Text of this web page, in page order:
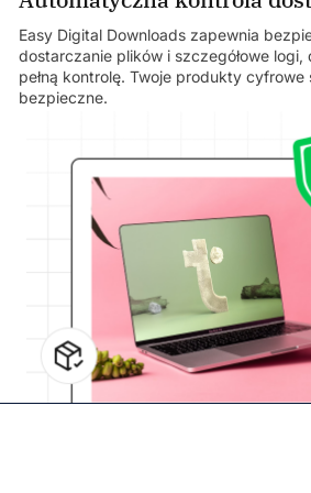
Easy Digital Downloads zapewnia
dostarczanie plików i szczegółowe logi,
pełną kontrolę. Twoje produkty cyfrowe
bezpieczne.